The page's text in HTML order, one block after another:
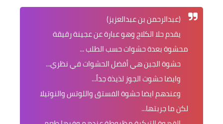
(عبدالرحمن بن عبدالعزيز)
يقدم حلا الكلاج وهو عبارة عن عجينة رقيقة
محشوة بعدة حشوات حسب الطلب ...
حشوة الجبن هي أفضل الحشوات في نظري...
وايضا حشوت الجوز لذيذة جداً...
وعندهم ايضا حشوة الفستق واللوتس والنوتيلا
لكن ما جربتها...